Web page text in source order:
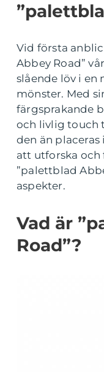
Vid första
Abbey Road”
slående löv i en
mönster. Med
färgsprakande
och livlig touch
den än
att utforska och
”palettblad
aspekter.
Vad är
Road”?